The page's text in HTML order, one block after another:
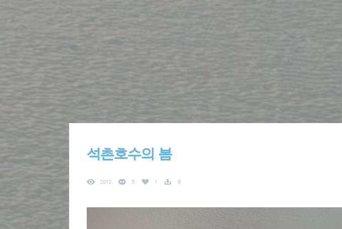
석촌호수의 봄
2012 5 1 6